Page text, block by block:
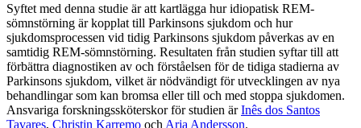
Syftet med denna studie är att kartlägga hur idiopatisk REM-
sömnstörning är kopplat till Parkinsons sjukdom och hur
sjukdomsprocessen vid tidig Parkinsons sjukdom påverkas av en
samtidig REM-sömnstörning. Resultaten från studien syftar till att
förbättra diagnostiken av och förståelsen för de tidiga stadierna av
Parkinsons sjukdom, vilket är nödvändigt för utvecklingen av nya
behandlingar som kan bromsa eller till och med stoppa sjukdomen.
Ansvariga forskningssköterskor för studien ärInês dos Santos
Tavares, Christin Karremo och Arja Andersson.